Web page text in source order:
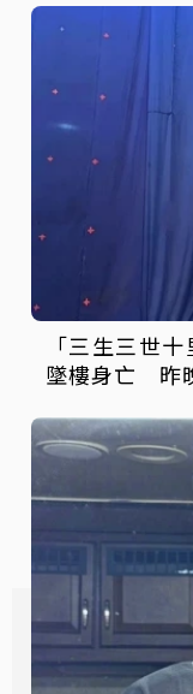
「三生三世
墜樓身亡 昨